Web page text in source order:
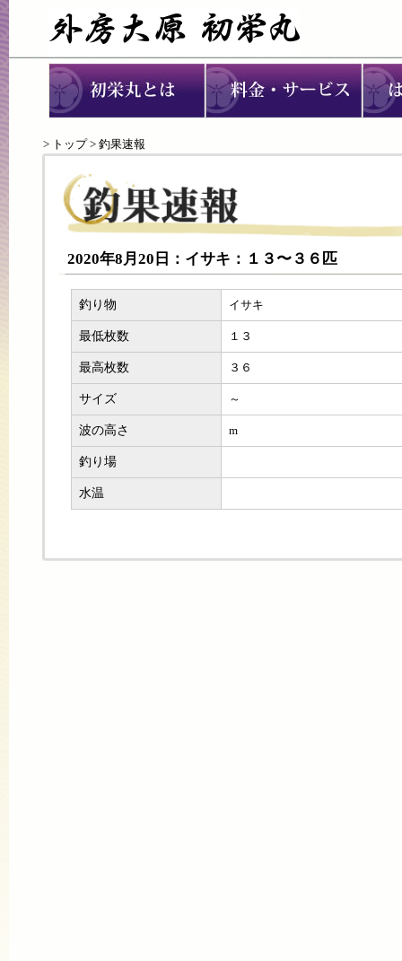
> トップ> 釣果速報
2020年8月20日：イサキ：１３〜３６匹
釣り物 イサキ
最低枚数 １３
最高枚数 ３６
サイズ ～
波の高さ m
釣り場
水温